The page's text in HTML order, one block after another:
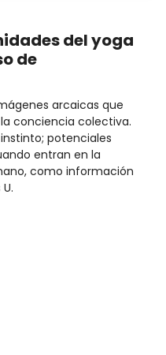
del yoga
de
arcaicas que
conciencia colectiva.
potenciales
entran en la
como información